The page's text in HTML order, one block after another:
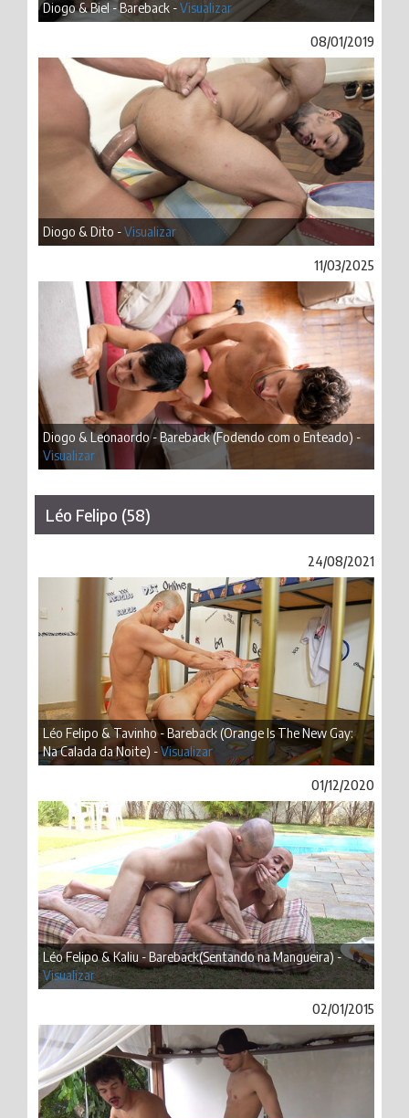
Diogo & Biel - Bareback -Visualizar
08/01/2019
Diogo & Dito -Visualizar
11/03/2025
Diogo & Leonaordo - Bareback (Fodendo com o Enteado) -
Visualizar
Léo Felipo (58)
24/08/2021
Léo Felipo & Tavinho - Bareback (Orange Is The New Gay:
Na Calada da Noite) -Visualizar
01/12/2020
Léo Felipo & Kaliu - Bareback(Sentando na Mangueira) -
Visualizar
02/01/2015